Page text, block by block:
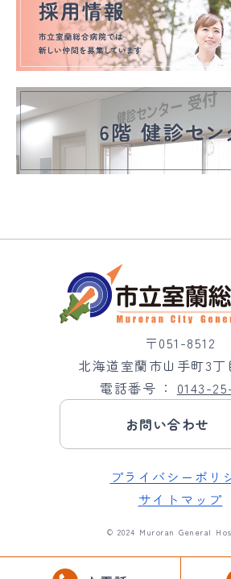
〒051-8512
北海道室蘭市山手町3丁
電話番号
0143-
お問い合わせ
プライバシーポリ
サイトマップ
© 2024 Muroran General